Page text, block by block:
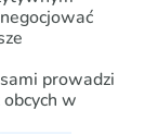
prowadzi
w